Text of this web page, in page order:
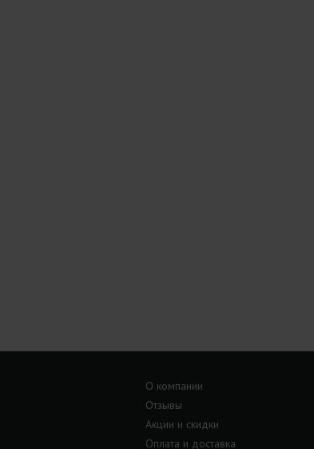
О компании
Отзывы
Акции и скидки
Оплата и доставка